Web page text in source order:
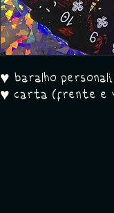
♥ baralho
♥ carta (frente e